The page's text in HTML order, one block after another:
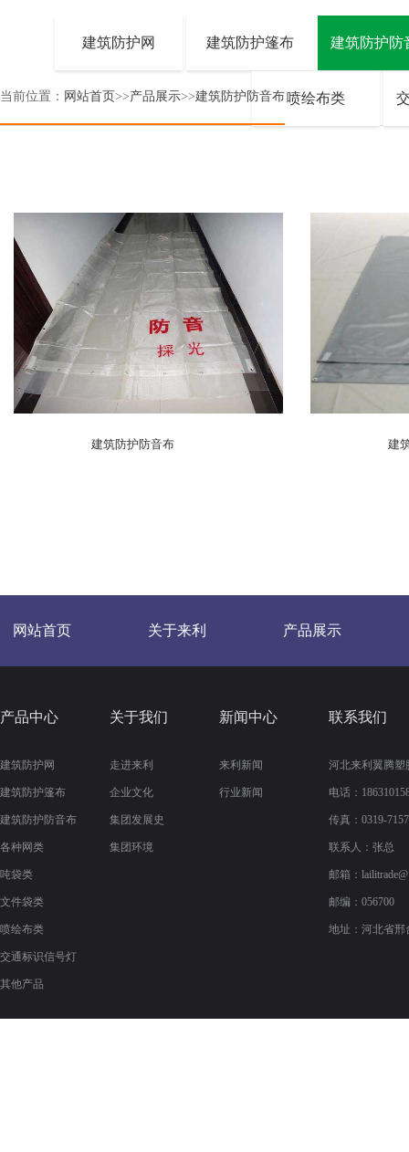
建筑防护网 建筑防护篷布 建筑防护防
喷绘布类
当前位置： 网站首页>>产品展示>>建筑防护防音布
建筑防护防音布 建
网站首页 关于来利 产品展示
产品中心
建筑防护网
建筑防护篷布
建筑防护防音布
各种网类
吨袋类
文件袋类
喷绘布类
交通标识信号灯
其他产品
关于我们
走进来利
企业文化
集团发展史
集团环境
新闻中心
来利新闻
行业新闻
联系我们
河北来利翼腾塑
电话：
传真： 0319-
联系人：张总
邮箱：
邮编：056700
地址：河北省邢